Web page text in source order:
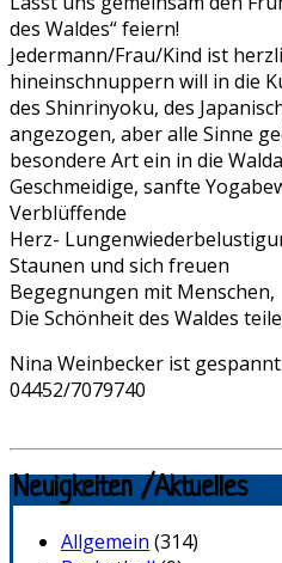
des Waldes“ feiern!
Jedermann/Frau/Kind ist
hineinschnuppern will in die
des Shinrinyoku, des
angezogen, aber alle Sinne
besondere Art ein in die
Geschmeidige, sanfte
Verblüffende
Herz-
Staunen und sich freuen
Begegnungen mit Menschen,
Die Schönheit des Waldes
Nina Weinbecker ist
04452/7079740
Neuigkeiten /Aktuelles
Allgemein (314)